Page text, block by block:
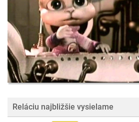
Reláciu najbližšie vysielame